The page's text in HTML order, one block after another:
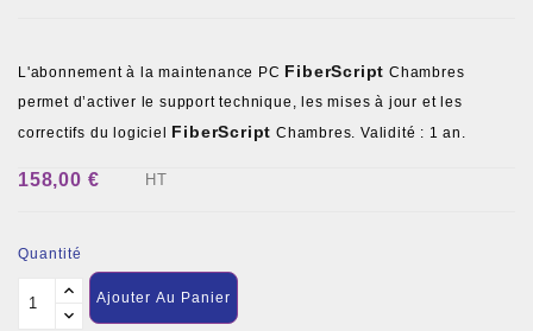
L'abonnement à la maintenance PC FiberScript Chambres
permet d’activer le support technique, les mises à jour et les
correctifs du logiciel FiberScript Chambres. Validité : 1 an.
158,00 € HT
Quantité
Ajouter Au Panier